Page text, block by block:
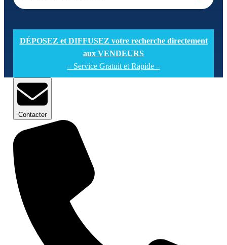
DÉPOSEZ et DIFFUSEZ votre recherche directement
aux VENDEURS
– Service Gratuit et Rapide –
Contacter